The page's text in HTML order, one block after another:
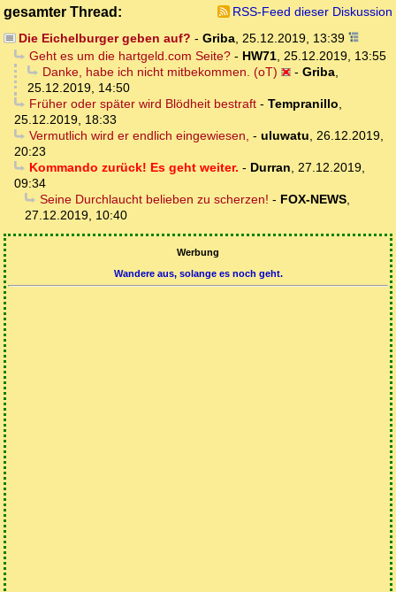
gesamter Thread:
RSS-Feed dieser Diskussion
Die Eichelburger geben auf? - Griba, 25.12.2019, 13:39
Geht es um die hartgeld.com Seite?- HW71, 25.12.2019, 13:55
Danke, habe ich nicht mitbekommen. (oT)
- Griba,
25.12.2019, 14:50
Früher oder später wird Blödheit bestraft- Tempranillo
25.12.2019, 18:33
Vermutlich wird er endlich eingewiesen, - uluwatu
26.12.2019,
20:23
Kommando zurück! Es geht weiter. - Durran
27.12.2019,
09:34
Seine Durchlaucht belieben zu scherzen! - FOX-NEWS,
27.12.2019, 10:40
Werbung
Wandere aus, solange es noch geht.